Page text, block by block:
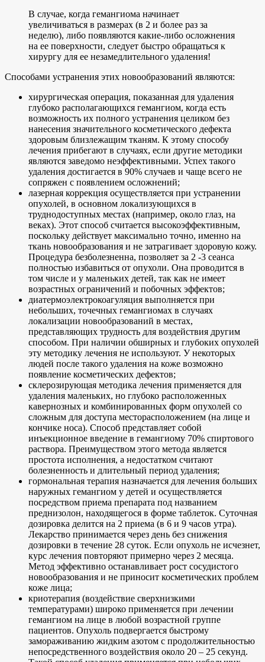
В случае, когда гемангиома начинает
увеличиваться в размерах (в 2 и более раз за
неделю), либо появляются какие-либо осложнения
на ее поверхности, следует быстро обращаться к
хирургу для ее незамедлительного удаления!
Способами устранения этих новообразований являются:
хирургическая операция, показанная для удаления
глубоко располагающихся гемангиом, когда есть
возможность их полного устранения целиком без
нанесения значительного косметического дефекта
здоровым близлежащим тканям. К этому способу
лечения прибегают в случаях, если другие методики
являются заведомо неэффективными. Успех такого
удаления достигается в 90% случаев и чаще всего не
сопряжен с появлением осложнений;
лазерная коррекция осуществляется при устранении
опухолей, в основном локализующихся в
труднодоступных местах (например, около глаз, на
веках). Этот способ считается высокоэффективным,
поскольку действует максимально точно, именно на
ткань новообразования и не затрагивает здоровую кожу.
Процедура безболезненна, позволяет за 2 -3 сеанса
полностью избавиться от опухоли. Она проводится в
том числе и у маленьких детей, так как не имеет
возрастных ограничений и побочных эффектов;
диатермоэлектрокоагуляция выполняется при
небольших, точечных гемангиомах в случаях
локализации новообразований в местах,
представляющих трудность для воздействия другим
способом. При наличии обширных и глубоких опухолей
эту методику лечения не используют. У некоторых
людей после такого удаления на коже возможно
появление косметических дефектов;
склерозирующая методика лечения применяется для
удаления маленьких, но глубоко расположенных
кавернозных и комбинированных форм опухолей со
сложным для доступа месторасположением (на лице и
кончике носа). Способ представляет собой
инъекционное введение в гемангиому 70% спиртового
раствора. Преимуществом этого метода является
простота исполнения, а недостатком считают
болезненность и длительный период удаления;
гормональная терапия назначается для лечения больших
наружных гемангиом у детей и осуществляется
посредством приема препарата под названием
преднизолон, находящегося в форме таблеток. Суточная
дозировка делится на 2 приема (в 6 и 9 часов утра).
Лекарство принимается через день без снижения
дозировки в течение 28 суток. Если опухоль не исчезнет,
курс лечения повторяют примерно через 2 месяца.
Метод эффективно останавливает рост сосудистого
новообразования и не приносит косметических проблем
коже лица;
криотерапия (воздействие сверхнизкими
температурами) широко применяется при лечении
гемангиом на лице в любой возрастной группе
пациентов. Опухоль подвергается быстрому
замораживанию жидким азотом с продолжительностью
непосредственного воздействия около 20 – 25 секунд.